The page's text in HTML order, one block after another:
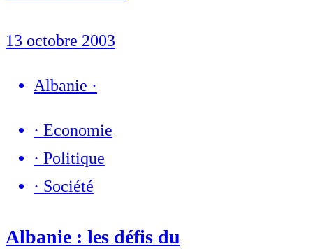
13 octobre 2003
Albanie ·
· Economie
· Politique
· Société
Albanie : les défis du